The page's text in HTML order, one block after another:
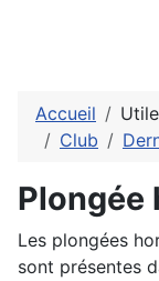
Accueil Utile
Club
Plongée
Les plongées
sont présentes